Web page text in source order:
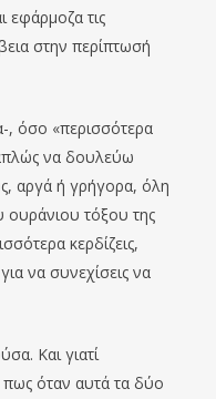
εφάρμοζα τις
στην περίπτωσή
, όσο «περισσότερα
να δουλεύω
αργά ή γρήγορα, όλη
ουράνιου τόξου της
κερδίζεις,
να συνεχίσεις να
Και γιατί
όταν αυτά τα δύο